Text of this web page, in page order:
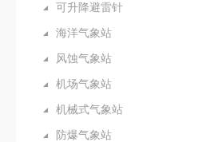
可升降避雷针
海洋气象站
风蚀气象站
机场气象站
机械式气象站
防爆气象站